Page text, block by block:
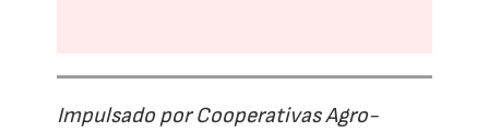
Impulsado por Cooperativas Agro-